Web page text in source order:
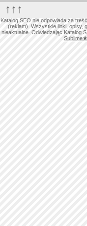
↑↑↑
Katalog SEO nie odpowiada za
(reklam). Wszystkie linki, opisy,
nieaktualne. Odwiedzając Katalog
Sublime★